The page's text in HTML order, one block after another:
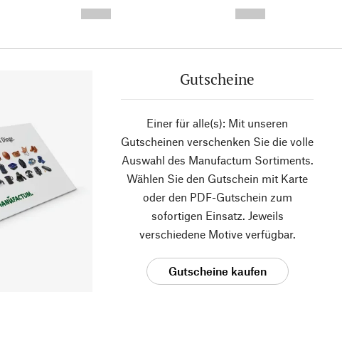
Gutscheine
Einer für alle(s): Mit unseren
Gutscheinen verschenken Sie die volle
Auswahl des Manufactum Sortiments.
Wählen Sie den Gutschein mit Karte
oder den PDF-Gutschein zum
sofortigen Einsatz. Jeweils
verschiedene Motive verfügbar.
Gutscheine kaufen